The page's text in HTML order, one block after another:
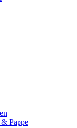
Pappe